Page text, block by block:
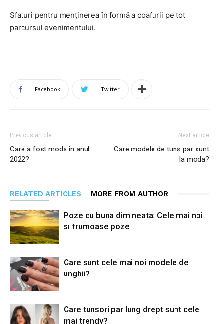
Sfaturi pentru menținerea în formă a coafurii pe tot
parcursul evenimentului.
Facebook Twitter
Previous article
Care a fost moda in anul
2022?
Next article
Care modele de tuns par sunt
la moda?
RELATED ARTICLES MORE FROM AUTHOR
Poze cu buna dimineata: Cele mai noi
si frumoase poze
Care sunt cele mai noi modele de
unghii?
Care tunsori par lung drept sunt cele
mai trendy?